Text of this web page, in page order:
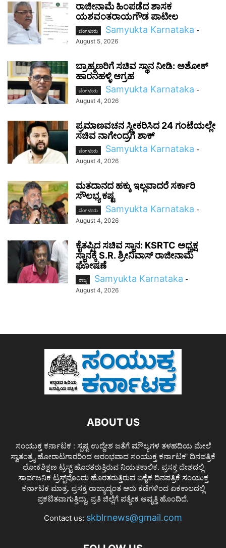
ರಾಜೀನಾಮೆ ಹಿಂಪಡೆದ ಶಾಸಕ
ಯಶವಂತರಾಯಗೌಡ ಪಾಟೀಲ
ಬೆಂಗಳೂರು Samyukta Karnataka -
August 5, 2026
ಬ್ರಾಹ್ಮಣರಿಗೆ ಸಚಿವ ಸ್ಥಾನ ನೀಡಿ: ಅಶೋಕ್
ಹಾರನಹಳ್ಳಿ ಆಗ್ರಹ
ಬೆಂಗಳೂರು Samyukta Karnataka -
August 4, 2026
ಪ್ರಮಾಣವಚನ ಸ್ವೀಕರಿಸಿದ 24 ಗಂಟೆಯಲ್ಲೇ
ಸಚಿವ ನಾಗೇಂದ್ರಗೆ ಶಾಕ್
ಬೆಂಗಳೂರು Samyukta Karnataka -
August 4, 2026
ಮತದಾನದ ಹಕ್ಕು ಇಲ್ಲವಾದರೆ ಸರ್ಕಾರಿ
ಸೌಲಭ್ಯ ಕಷ್ಟ
ಬೆಂಗಳೂರು Samyukta Karnataka -
August 4, 2026
ಕೈತಪ್ಪಿದ ಸಚಿವ ಸ್ಥಾನ: KSRTC ಅಧ್ಯಕ್ಷ
ಸ್ಥಾನಕ್ಕೆ S.R. ಶ್ರೀನಿವಾಸ್ ರಾಜೀನಾಮೆ
ಘೋಷಣೆ
ರಾಜ್ಯ Samyukta Karnataka -
August 4, 2026
ABOUT US
ಸಂಯುಕ್ತ ಕರ್ನಾಟಕ : ಸ್ಪಷ್ಟ ಉದ್ದೇಶ ಜತೆಗೆ ಮೌಲ್ಯಗಳ ತಳಹದಿಯ ಮೇಲೆ
ಸ್ವಾತಂತ್ರ್ಯ ಹೋರಾಟಗಾರರಿಂದ ಆರಂಭವಾದ ಸಂಯುಕ್ತ ಕರ್ನಾಟಕ' ದಿನಪತ್ರಿಕೆ
ಲೋಕಶಿಕ್ಷಣ ಟ್ರಸ್ಟ್ ಹೊರತರುತ್ತಿರುವ ನಿಯತಕಾಲಿಕ. ಪ್ರಸಕ್ತ ದೇಶದಲ್ಲಿ
ಸಾರ್ವಜನಿಕ ಟ್ರಸ್ಟ್‌ವೊಂದು ಹೊರತರುತ್ತಿರುವ ಏಕೈಕ ದಿನಪತ್ರಿಕೆ ಸಂಯುಕ್ತ
ಕರ್ನಾಟಕ ಮಾತ್ರ. ಪ್ರಸಕ್ತ ರಾಜ್ಯಾದ್ಯಂತ ಆರು ಕಡೆಗಳಿಂದ ಏಕಕಾಲದಲ್ಲಿ
ಪ್ರಕಟಿತವಾಗುತ್ತಿದ್ದು, ಪ್ರತಿ ಜಿಲ್ಲೆಗೆ ಪತ್ಯೇಕ ಆವೃತ್ತಿ ಹೊಂದಿದೆ.
Contact us: skblrnews@gmail.com